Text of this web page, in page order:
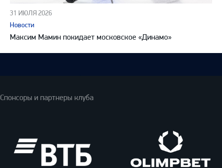
31 ИЮЛЯ 2026
Новости
Максим Мамин покидает московское «Динамо»
Спонсоры и партнеры клуба